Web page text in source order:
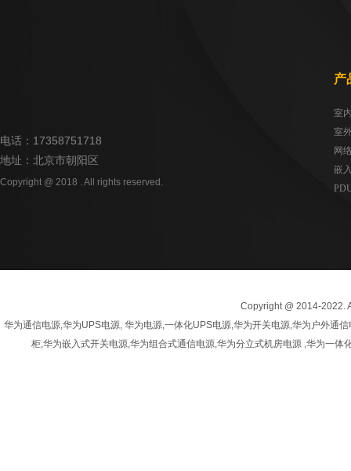
网
嵌
电话：17358751718
地址：北京市朝阳区
Copyright @ 2018 . All rights reserved.
产
Copyright @ 2014-2022.
华为通信电源,华为UPS电源, 华为电源,一体化UPS电源,华为开关电源,华为户外通
柜,华为嵌入式开关电源,华为组合式通信电源,华为分立式机房电源 ,华为一